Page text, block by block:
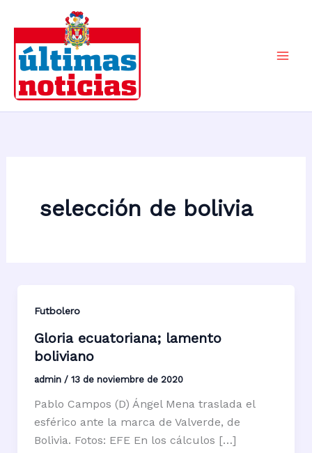
contenido
selección de bolivia
Futbolero
Gloria ecuatoriana; lamento
boliviano
admin / 13 de noviembre de 2020
Pablo Campos (D) Ángel Mena traslada el
esférico ante la marca de Valverde, de
Bolivia. Fotos: EFE En los cálculos […]